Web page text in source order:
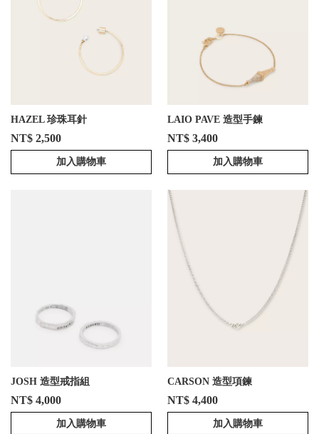
HAZEL 珍珠耳針
NT$ 2,500
加入購物車
LAIO PAVE 造型手鍊
NT$ 3,400
加入購物車
JOSH 造型戒指組
NT$ 4,000
加入購物車
CARSON 造型項鍊
NT$ 4,400
加入購物車